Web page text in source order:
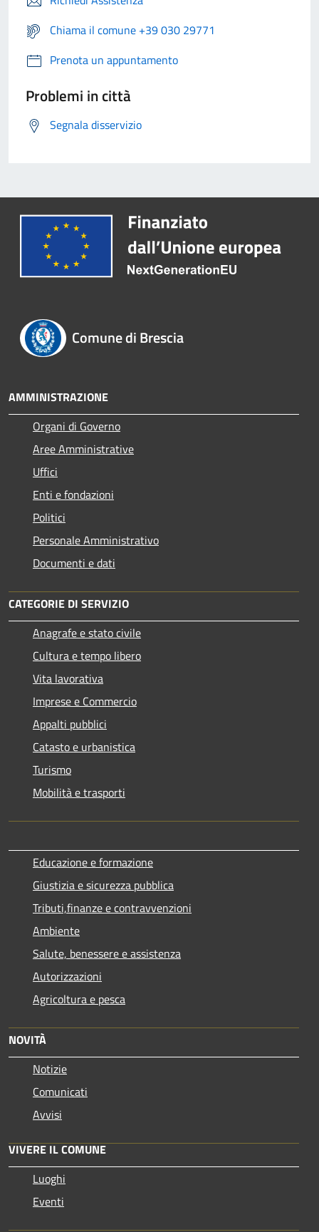
Chiama il comune +39 030 29771
Prenota un appuntamento
Problemi in città
Segnala disservizio
Comune di Brescia
AMMINISTRAZIONE
Organi di Governo
Aree Amministrative
Uffici
Enti e fondazioni
Politici
Personale Amministrativo
Documenti e dati
CATEGORIE DI SERVIZIO
Anagrafe e stato civile
Cultura e tempo libero
Vita lavorativa
Imprese e Commercio
Appalti pubblici
Catasto e urbanistica
Turismo
Mobilità e trasporti
Educazione e formazione
Giustizia e sicurezza pubblica
Tributi,finanze e contravvenzioni
Ambiente
Salute, benessere e assistenza
Autorizzazioni
Agricoltura e pesca
NOVITÀ
Notizie
Comunicati
Avvisi
VIVERE IL COMUNE
Luoghi
Eventi